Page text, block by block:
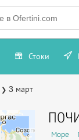
Стоки
❯ 3 март
Море